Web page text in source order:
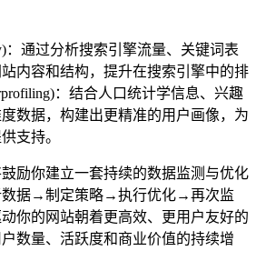
：通过分析搜索引擎流量、关键词表
内容和结构，提升在搜索引擎中的排
：结合人口统计学信息、兴趣
数据，构建出更精准的用户画像，为
支持。
鼓励你建立一套持续的数据监测与优化
据→制定策略→执行优化→再次监
你的网站朝着更高效、更用户友好的
数量、活跃度和商业价值的持续增